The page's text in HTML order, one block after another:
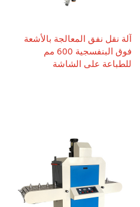
آلة نقل نفق المعالجة بالأشعة
فوق البنفسجية 600 مم
للطباعة على الشاشة